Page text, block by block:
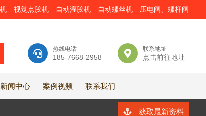
视觉点胶机 自动灌胶机 自动螺丝机 压电阀、螺杆阀
热线电话
185-7668-2958
联系地址
点击前往地址
新闻中心 案例视频 联系我们
获取最新资料